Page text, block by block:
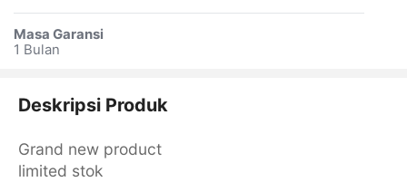
Masa Garansi
1 Bulan
Deskripsi Produk
Grand new product
limited stok